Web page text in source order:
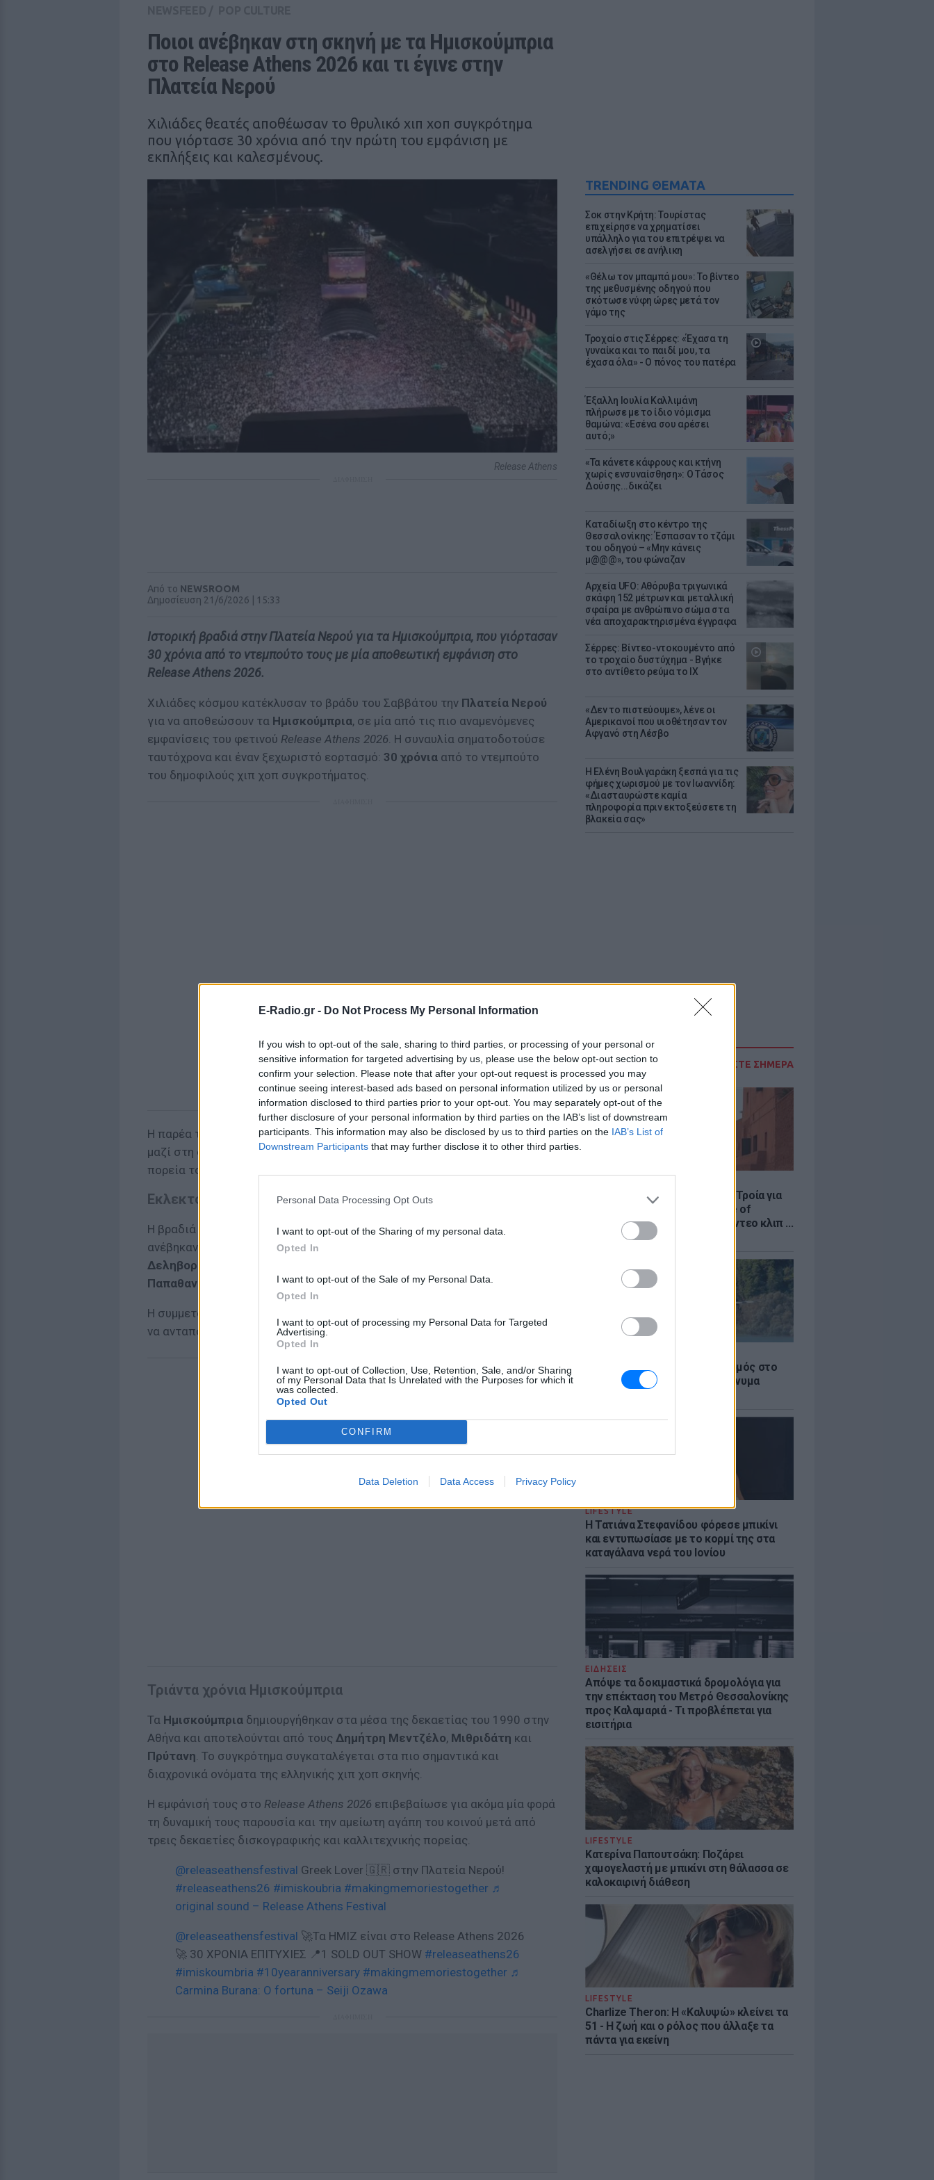
E-Radio.gr - Do Not Process My Personal Information
If you wish to opt-out of the sale, sharing to third parties, or processing of your personal or
sensitive information for targeted advertising by us, please use the below opt-out section to
confirm your selection. Please note that after your opt-out request is processed you may
continue seeing interest-based ads based on personal information utilized by us or personal
information disclosed to third parties prior to your opt-out. You may separately opt-out of the
further disclosure of your personal information by third parties on the IAB’s list of downstream
participants. This information may also be disclosed by us to third parties on the IAB’s List of
Downstream Participants that may further disclose it to other third parties.
Personal Data Processing Opt Outs
I want to opt-out of the Sharing of my personal data.
Opted In
I want to opt-out of the Sale of my Personal Data.
Opted In
I want to opt-out of processing my Personal Data for Targeted
Advertising.
Opted In
I want to opt-out of Collection, Use, Retention, Sale, and/or Sharing
of my Personal Data that Is Unrelated with the Purposes for which it
was collected.
Opted Out
CONFIRM
Data Deletion Data Access Privacy Policy
TRENDING ΘΕΜΑΤΑ
Σοκ στην Κρήτη: Τουρίστας
επιχείρησε να χρηματίσει
υπάλληλο για του επιτρέψει να
ασελγήσει σε ανήλικη
«Θέλω τον μπαμπά μου»: Το βίντεο
της μεθυσμένης οδηγού που
σκότωσε νύφη ώρες μετά τον
γάμο της
Τροχαίο στις Σέρρες: «Έχασα τη
γυναίκα και το παιδί μου, τα
έχασα όλα» - Ο πόνος του πατέρα
Έξαλλη Ιουλία Καλλιμάνη
πλήρωσε με το ίδιο νόμισμα
θαμώνα: «Εσένα σου αρέσει
αυτό;»
«Τα κάνετε κάφρους και κτήνη
χωρίς ενσυναίσθηση»: Ο Τάσος
Δούσης...δικάζει
Καταδίωξη στο κέντρο της
Θεσσαλονίκης: Έσπασαν το τζάμι
του οδηγού – «Μην κάνεις
μ@@@», του φώναζαν
Αρχεία UFO: Αθόρυβα τριγωνικά
σκάφη 152 μέτρων και μεταλλική
σφαίρα με ανθρώπινο σώμα στα
νέα αποχαρακτηρισμένα έγγραφα
Σέρρες: Βίντεο-ντοκουμέντο από
το τροχαίο δυστύχημα - Βγήκε
στο αντίθετο ρεύμα το ΙΧ
«Δεν το πιστεύουμε», λένε οι
Αμερικανοί που υιοθέτησαν τον
Αφγανό στη Λέσβο
Η Ελένη Βουλγαράκη ξεσπά για τις
φήμες χωρισμού με τον Ιωαννίδη:
«Διασταυρώστε καμία
πληροφορία πριν εκτοξεύσετε τη
βλακεία σας»
ΔΙΑΒΑΣΤΕ ΣΗΜΕΡΑ
Το μαροκινό χωριό που έγινε Τροία για
τον Nolan, Yunkai για το Game of
Thrones και σκηνικό για το βίντεο κλιπ ...
της Βανδή
Φωτιά στην Κόρινθο: Συναγερμός στο
Στεφάνι - Εναέρια μέσα και μήνυμα
LIFESTYLE
Η Τατιάνα Στεφανίδου φόρεσε μπικίνι
και εντυπωσίασε με το κορμί της στα
καταγάλανα νερά του Ιονίου
ΕΙΔΗΣΕΙΣ
Απόψε τα δοκιμαστικά δρομολόγια για
την επέκταση του Μετρό Θεσσαλονίκης
προς Καλαμαριά - Τι προβλέπεται για
εισιτήρια
LIFESTYLE
Κατερίνα Παπουτσάκη: Ποζάρει
χαμογελαστή με μπικίνι στη θάλασσα σε
καλοκαιρινή διάθεση
LIFESTYLE
Charlize Theron: Η «Καλυψώ» κλείνει τα
51 - H ζωή και ο ρόλος που άλλαξε τα
πάντα για εκείνη
Ποιοι ανέβηκαν στη σκηνή με τα Ημισκούμπρια
στο Release Athens 2026 και τι έγινε στην
Πλατεία Νερού
Χιλιάδες θεατές αποθέωσαν το θρυλικό χιπ χοπ συγκρότημα
που γιόρτασε 30 χρόνια από την πρώτη του εμφάνιση με
εκπλήξεις και καλεσμένους.
Release Athens
Από το NEWSROOM
Δημοσίευση 21/6/2026 | 15:33
Ιστορική βραδιά στην Πλατεία Νερού για τα Ημισκούμπρια, που γιόρτασαν
30 χρόνια από το ντεμπούτο τους με μία αποθεωτική εμφάνιση στο
Release Athens 2026.
Χιλιάδες κόσμου κατέκλυσαν το βράδυ του Σαββάτου την Πλατεία Νερού
για να αποθεώσουν τα Ημισκούμπρια, σε μία από τις πιο αναμενόμενες
εμφανίσεις του φετινού Release Athens 2026. Η συναυλία σηματοδοτούσε
ταυτόχρονα και έναν ξεχωριστό εορτασμό: 30 χρόνια από το ντεμπούτο
του δημοφιλούς χιπ χοπ συγκροτήματος.
Η παρέα του Μυθριδάτη, τουΠρύτανηκαι τουΜιτζέλουβρέθηκε ξανά
μαζί στη σκηνή, χαρίζοντας στο κοινό ένα αξέχαστο live με αναδρομή στην
πορεία τους από τα μέσα της δεκαετίας του '90 μέχρι σήμερα.
Εκλεκτοί καλεσμένοι στη σκηνή
Η βραδιά απέκτησε ακόμα μεγαλύτερη αίγλη χάρη στους καλεσμένους που
ανέβηκαν στη σκηνή δίπλα στο συγκρότημα. Παρόντες ήταν ο
Δεληβοριάς
Παπαθανασίου
από τουςGoin' Through.
Η συμμετοχή τους πρόσθεσε μοναδικές στιγμές στη συναυλία, με το κοινό
να ανταποκρίνεται με ενθουσιασμό σε κάθε εμφάνιση επί σκηνής.
Τριάντα χρόνια Ημισκούμπρια
Τα Ημισκούμπρια δημιουργήθηκαν στα μέσα της δεκαετίας του 1990 στην
Αθήνα και αποτελούνται από τους Δημήτρη Μεντζέλο, Μιθριδάτη και
Πρύτανη. Το συγκρότημα συγκαταλέγεται στα πιο σημαντικά και
διαχρονικά ονόματα της ελληνικής χιπ χοπ σκηνής.
Η εμφάνισή τους στο Release Athens 2026 επιβεβαίωσε για ακόμα μία φορά
τη δυναμική τους παρουσία και την αμείωτη αγάπη του κοινού μετά από
τρεις δεκαετίες δισκογραφικής και καλλιτεχνικής πορείας.
@releaseathensfestival Greek Lover 🇬🇷 στην Πλατεία Νερού!
#releaseathens26 #imiskoubria #makingmemoriestogether ♬
original sound – Release Athens Festival
@releaseathensfestival 🚀Τα ΗΜΙΖ είναι στο Release Athens 2026
🚀 30 ΧΡΟΝΙΑ ΕΠΙΤΥΧΙΕΣ 📍1 SOLD OUT SHOW #releaseathens26
#imiskoumbria #10yearanniversary #makingmemoriestogether ♬
Carmina Burana: O fortuna – Seiji Ozawa